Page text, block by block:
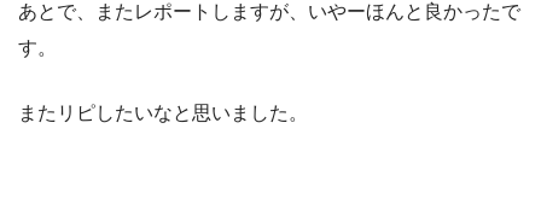
あとで、またレポートしますが、いやーほんと良かったで
す。
またリピしたいなと思いました。